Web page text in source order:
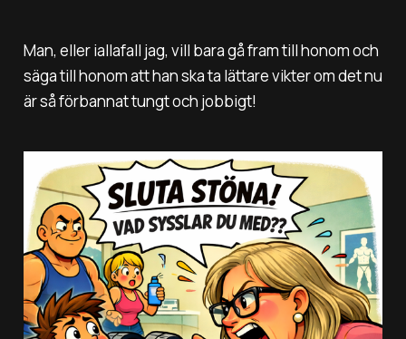
Man, eller iallafall jag, vill bara gå fram till honom och
säga till honom att han ska ta lättare vikter om det nu
är så förbannat tungt och jobbigt!